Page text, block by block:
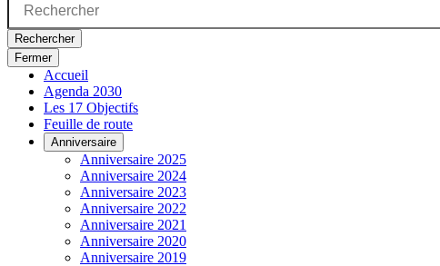
Rechercher
Fermer
Accueil
Agenda 2030
Les 17 Objectifs
Feuille de route
Anniversaire
Anniversaire 2025
Anniversaire 2024
Anniversaire 2023
Anniversaire 2022
Anniversaire 2021
Anniversaire 2020
Anniversaire 2019